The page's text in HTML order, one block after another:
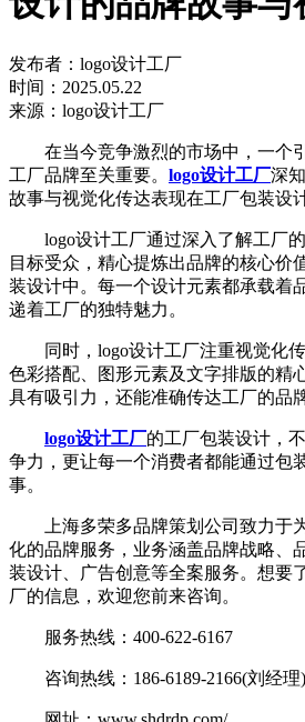
发布者：logo设计工厂
时间：2025.05.22
来源：logo设计工厂
在当今竞争激烈的市场中，一个
工厂品牌至关重要。 logo设计工厂深
故事与视觉化传达表现在工厂包装设
logo设计工厂通过深入了解工厂的
目标受众，精心提炼出品牌的核心价
装设计中。每一个设计元素都承载着
递着工厂的独特魅力。
同时，logo设计工厂注重视觉化传
色彩搭配、图形元素及文字排版的精
具有吸引力，还能准确传达工厂的品
logo设计工厂的工厂包装设计，
争力，更让每一个消费者都能通过包
事。
上海多荣多品牌策划公司致力于为
化的品牌服务，业务涵盖品牌战略、
装设计、广告创意等全案服务。想要
厂的信息，欢迎您前来咨询。
服务热线：400-622-6167
咨询热线：186-6189-2166(刘经理)